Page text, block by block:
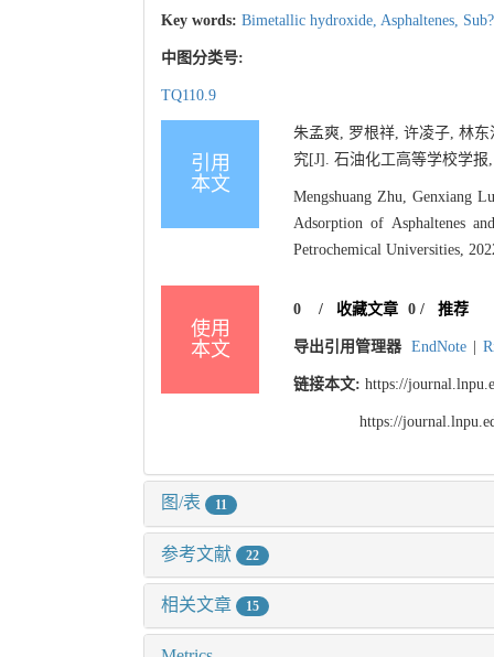
Key words: Bimetallic hydroxide, Asphaltenes,
中图分类号:
TQ110.9
引用
本文
朱孟爽, 罗根祥, 许凌子, 林
究[J]. 石油化工高等学校学报,
Mengshuang Zhu, Genxiang
Adsorption of Asphaltenes
Petrochemical Universities,
使用
本文
0/ 收藏文章 0 /推荐
导出引用管理器 EndNote
链接本文: https://
https://
图/表 11
参考文献 22
相关文章 15